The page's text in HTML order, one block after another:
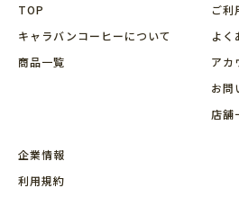
TOP
キャラバンコーヒーについて
商品⼀覧
ご利
よく
アカ
お問
店舗
企業情報
利用規約